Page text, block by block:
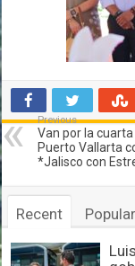
Previous
Van por la
Puerto Vallarta
*Jalisco con
Recent Popular